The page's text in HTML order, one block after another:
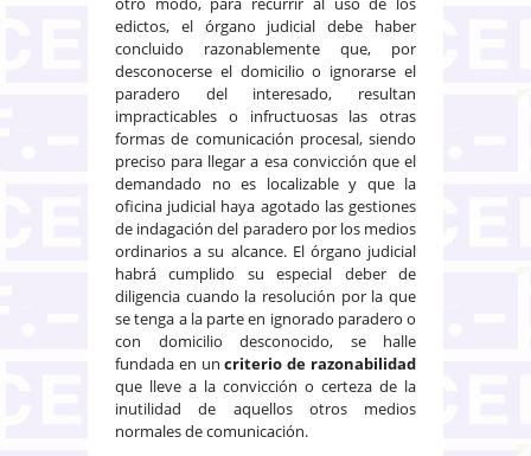
edictos, el órgano judicial debe haber
concluido razonablemente que, por
desconocerse el domicilio o ignorarse el
paradero del interesado, resultan
impracticables o infructuosas las otras
formas de comunicación procesal, siendo
preciso para llegar a esa convicción que el
demandado no es localizable y que la
oficina judicial haya agotado las gestiones
de indagación del paradero por los medios
ordinarios a su alcance. El órgano judicial
habrá cumplido su especial deber de
diligencia cuando la resolución por la que
se tenga a la parte en ignorado paradero o
con domicilio desconocido, se halle
fundada en uncriterio de razonabilidad
que lleve a la convicción o certeza de la
inutilidad de aquellos otros medios
normales de comunicación.